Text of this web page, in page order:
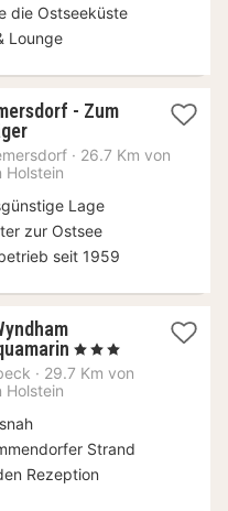
die Ostseeküste
Lounge
- Zum
1
Nacht
ab
€
· 26.7 Km von
Holstein
Lage
zur Ostsee
seit 1959
1
Nacht
, 3 Sterne
· 29.7 Km von
Holstein
Strand
Rezeption